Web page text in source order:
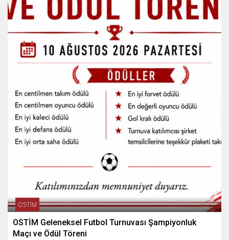
OSTİM
OSTİM Geleneksel Futbol Turnuvası Şampiyonluk
Maçı ve Ödül Töreni